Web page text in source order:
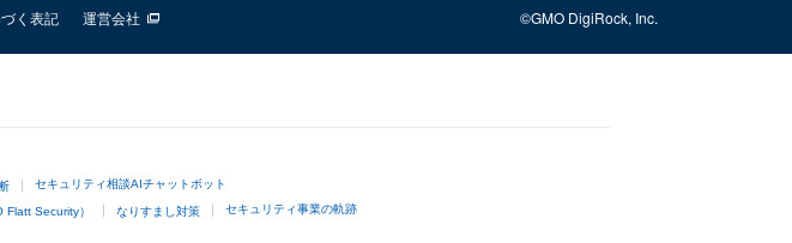
く表記 運営会社 ©GMO DigiRock, Inc.
セキュリティ相談AIチャットボット
Flatt Security） なりすまし対策 セキュリティ事業の軌跡